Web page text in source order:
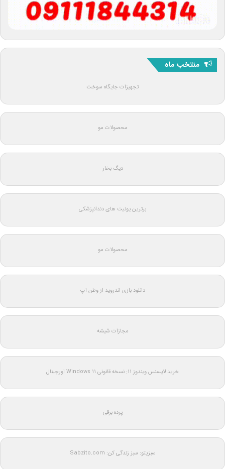
منتخب ماه
تجهیزات جایگاه سوخت
محصولات مو
دیگ بخار
برترین یونیت های دندانپزشکی
محصولات مو
دانلود بازی اندروید از وطن اپ
مجازات شیشه
خرید لایسنس ویندوز 11: نسخه قانونی Windows 11 اورجینال
پرده برقی
سبزیتو: سبز زندگی کن: Sabzito.com